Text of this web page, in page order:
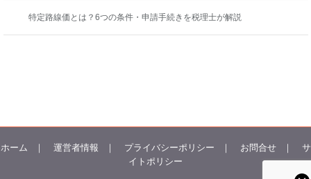
特定路線価とは？6つの条件・申請手続きを税理士が解説
ホーム ｜ 運営者情報 ｜ プライバシーポリシー ｜ お問合せ ｜
サ
イトポリシー